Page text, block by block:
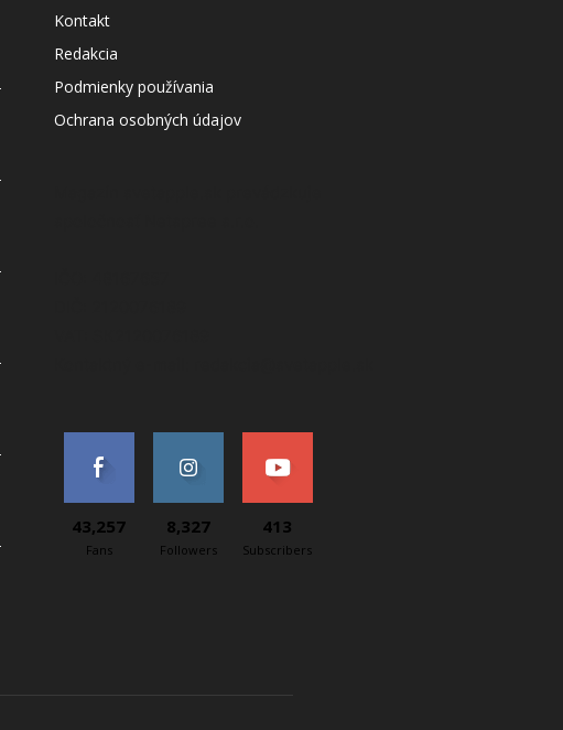
Kontakt
Redakcia
Podmienky používania
Ochrana osobných údajov
43,257
Fans
8,327
Followers
413
Subscribers